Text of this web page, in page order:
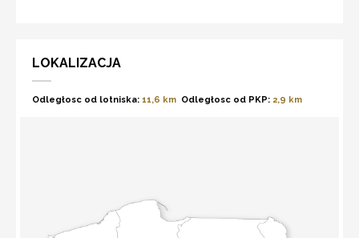
LOKALIZACJA
Odległosc od lotniska: 11,6 km Odległosc od PKP: 2,9 km